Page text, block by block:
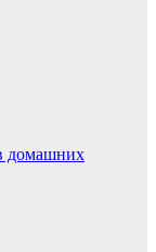
домашних